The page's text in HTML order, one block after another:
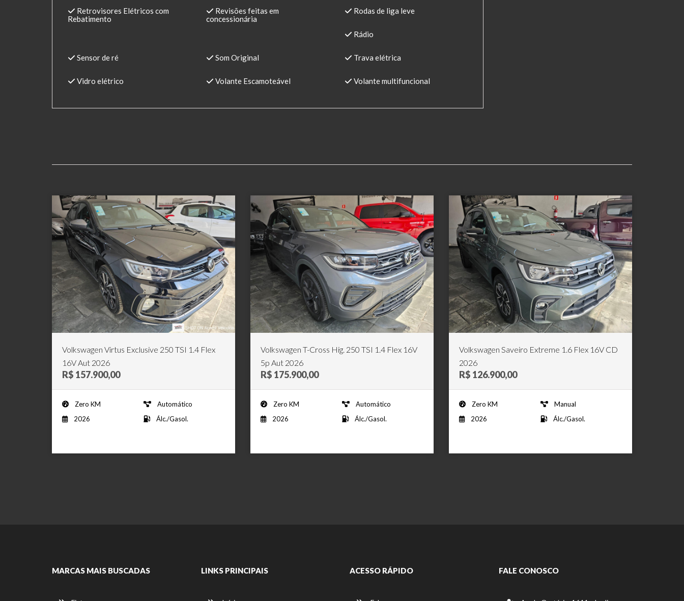
Retrovisores Elétricos com
Rebatimento
Revisões feitas em
concessionária
Rodas de liga leve
Rádio
Sensor de ré Som Original Trava elétrica
Vidro elétrico Volante Escamoteável Volante multifuncional
Volkswagen Virtus Exclusive 250 TSI 1.4 Flex
16V Aut 2026
R$ 157.900,00
Zero KM
Automático
2026
Álc./Gasol.
Volkswagen T-Cross Hig. 250 TSI 1.4 Flex 16V
5p Aut 2026
R$ 175.900,00
Zero KM
Automático
2026
Álc./Gasol.
Volkswagen Saveiro Extreme 1.6 Flex 16V CD
2026
R$ 126.900,00
Zero KM
Manual
2026
Álc./Gasol.
MARCAS MAIS BUSCADAS LINKS PRINCIPAIS ACESSO RÁPIDO FALE CONOSCO